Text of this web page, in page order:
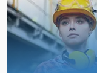
Cnc Nhàm Chán
Cnc Nhấn Phanh
Cnc Step